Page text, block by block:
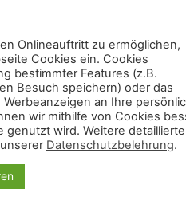
Onlineauftritt zu ermöglichen,
Cookies ein. Cookies
bestimmter Features (z.B.
Besuch speichern) oder das
an Ihre
wir mithilfe von Cookies
genutzt wird. Weitere detaillierte
Datenschutzbelehrung.